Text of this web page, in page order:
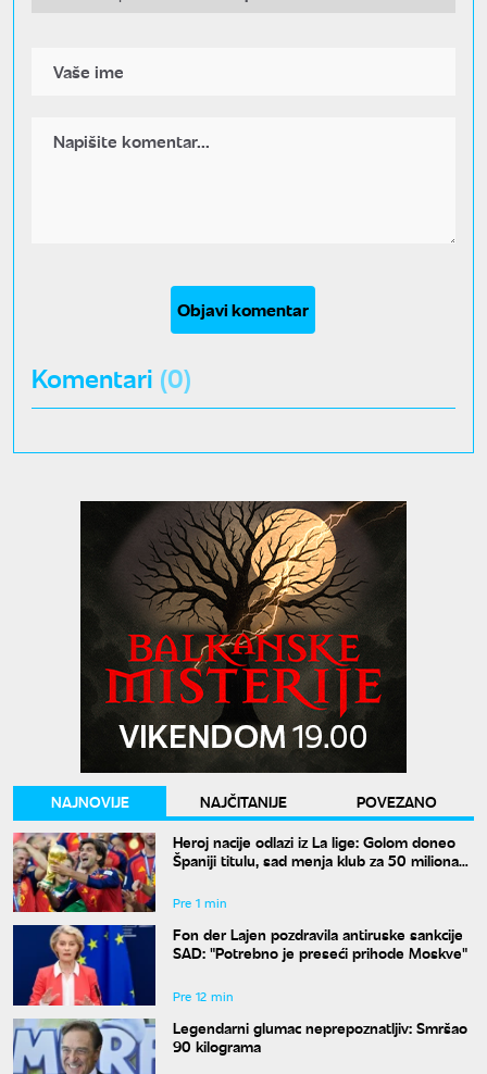
Objavi komentar
Komentari (0)
NAJNOVIJE NAJČITANIJE
POVEZANO
Heroj nacije odlazi iz La lige: Golom doneo
Španiji titulu, sad menja klub za 50 miliona
Pre 1 min
Fon der Lajen pozdravila antiruske sankcije
SAD: "Potrebno je preseći prihode Moskve"
Pre 12 min
Legendarni glumac neprepoznatljiv: Smršao
90 kilograma